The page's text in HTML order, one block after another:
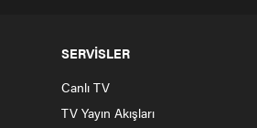
SERVİSLER
Canlı TV
TV Yayın Akışları